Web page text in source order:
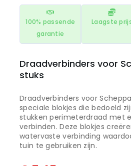
100% passende
garantie
Laagste
Draadverbinders voor
stuks
Draadverbinders voor
speciale blokjes die bedoeld
stukken perimeterdraad met
verbinden. Deze blokjes
watervaste verbinding
tuin te gebruiken zijn.